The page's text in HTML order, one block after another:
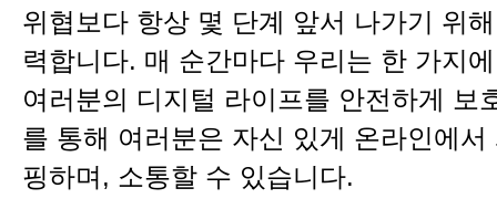
위협보다 항상 몇 단계 앞서 나가기 위
력합니다. 매 순간마다 우리는 한 가지
여러분의 디지털 라이프를 안전하게 보
를 통해 여러분은 자신 있게 온라인에서
핑하며, 소통할 수 있습니다.